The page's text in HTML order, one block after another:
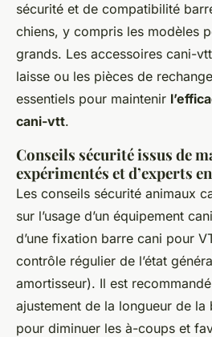
sécurité et de compatibilité
chiens, y compris les modèles
grands. Les accessoires cani-
laisse ou les pièces de
essentiels pour maintenir
cani-vtt.
Conseils sécurité issus de
expérimentés et d’experts
Les conseils sécurité animaux
sur l’usage d’un équipement
d’une fixation barre cani pour
contrôle régulier de l’état
amortisseur). Il est
ajustement de la longueur de
pour diminuer les à-coups et